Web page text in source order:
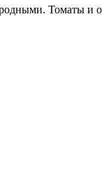
Томаты